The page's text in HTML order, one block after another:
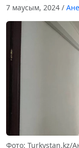
7 маусым, 2024 /
Фото: Turkystan.kz/